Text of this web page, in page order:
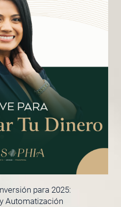
para 2025:
Automatización